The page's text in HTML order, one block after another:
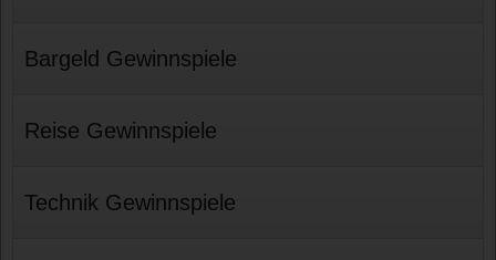
Bargeld Gewinnspiele
Reise Gewinnspiele
Technik Gewinnspiele